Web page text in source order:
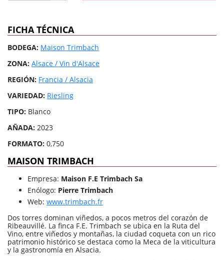
FICHA TÉCNICA
BODEGA: Maison Trimbach
ZONA: Alsace / Vin d'Alsace
REGIÓN: Francia / Alsacia
VARIEDAD: Riesling
TIPO: Blanco
AÑADA: 2023
FORMATO: 0,750
MAISON TRIMBACH
Empresa: Maison F.E Trimbach Sa
Enólogo: Pierre Trimbach
Web: www.trimbach.fr
Dos torres dominan viñedos, a pocos metros del corazón de
Ribeauvillé. La finca F.E. Trimbach se ubica en la Ruta del
Vino, entre viñedos y montañas, la ciudad coqueta con un rico
patrimonio histórico se destaca como la Meca de la viticultura
y la gastronomía en Alsacia.